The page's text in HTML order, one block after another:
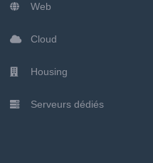
Web
Cloud
Housing
Serveurs dédiés